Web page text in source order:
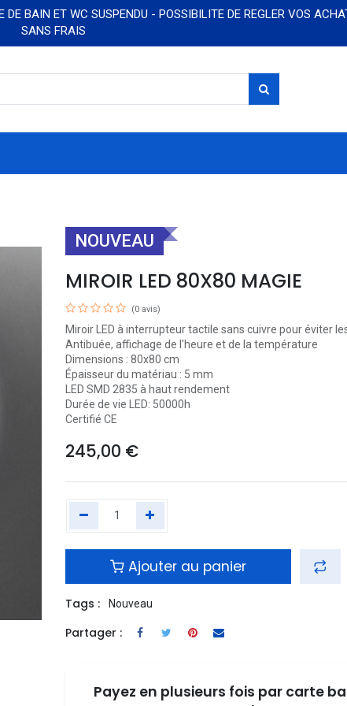
BAIN ET WC SUSPENDU - POSSIBILITE DE REGLER VOS
SANS FRAIS
NOUVEAU
MIROIR LED 80X80 MAGIE
(0 avis)
Miroir LED à interrupteur tactile sans cuivre pour éviter
Antibuée, affichage de l'heure et de la température
Dimensions : 80x80 cm
Épaisseur du matériau : 5 mm
LED SMD 2835 à haut rendement
Durée de vie LED: 50000h
Certifié CE
245,00 €
Ajouter au panier
Tags : Nouveau
Partager :
Payez en plusieurs fois par carte